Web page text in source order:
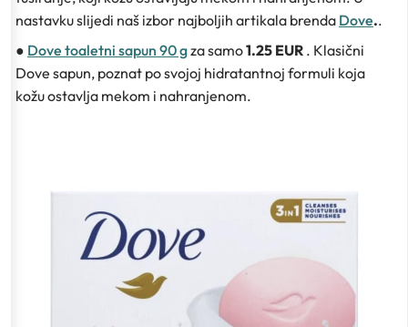
nastavku slijedi naš izbor najboljih artikala brenda Dove..
● Dove toaletni sapun 90 gza samo1.25 EUR . Klasični
Dove sapun, poznat po svojoj hidratantnoj formuli koja
kožu ostavlja mekom i nahranjenom.